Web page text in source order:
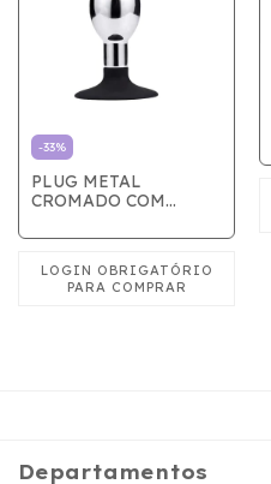
-33%
PLUG METAL
CROMADO COM
Departamentos